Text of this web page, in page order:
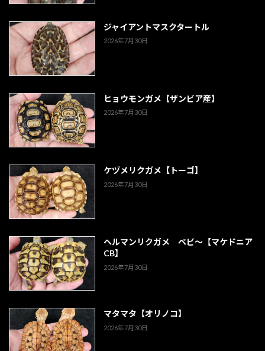
ジャイアントマスクタートル
2026年7月30日
ヒョウモンガメ【ザンビア産】
2026年7月30日
ケヅメリクガメ【トーゴ】
2026年7月30日
ヘルマンリクガメ ベビ～【マケドニア
CB】
2026年7月30日
マタマタ【オリノコ】
2026年7月30日